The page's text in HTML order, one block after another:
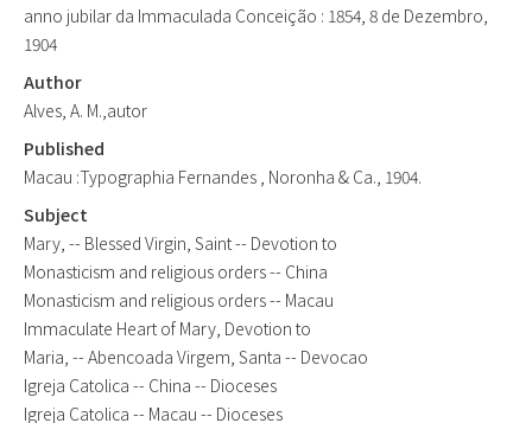
anno jubilar da Immaculada Conceição : 1854, 8 de Dezembro,
1904
Author
Alves, A. M.,autor
Published
Macau :Typographia Fernandes , Noronha & Ca., 1904.
Subject
Mary, -- Blessed Virgin, Saint -- Devotion to
Monasticism and religious orders -- China
Monasticism and religious orders -- Macau
Immaculate Heart of Mary, Devotion to
Maria, -- Abencoada Virgem, Santa -- Devocao
Igreja Catolica -- China -- Dioceses
Igreja Catolica -- Macau -- Dioceses